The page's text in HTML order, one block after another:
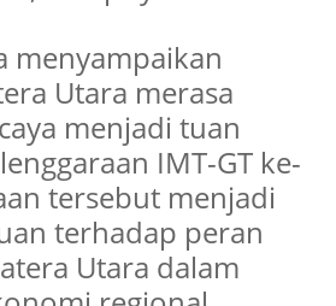
menyampaikan
Utara merasa
menjadi tuan
IMT-GT ke-
tersebut menjadi
terhadap peran
Utara dalam